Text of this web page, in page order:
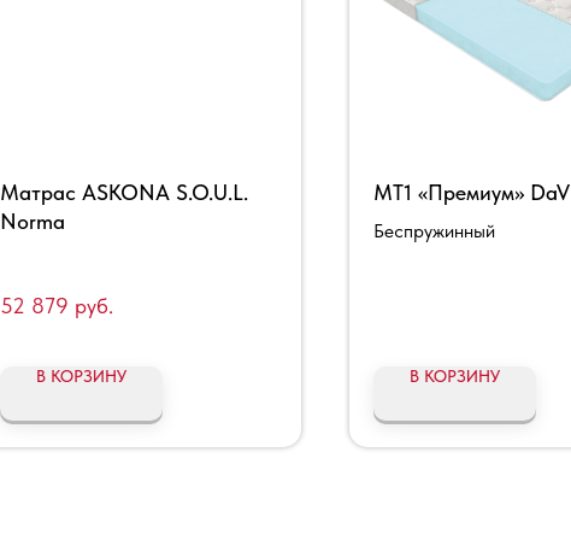
Матрас ASKONA S.O.U.L.
Norma
52 879 руб.
В КОРЗИНУ
МТ1 «Премиум»
Беспружинный
В КОРЗИНУ